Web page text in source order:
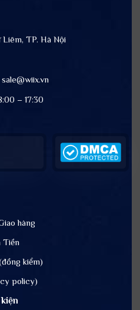
Liêm, TP. Hà Nội
– 17:30
hàng
Tiền
kiểm)
policy)